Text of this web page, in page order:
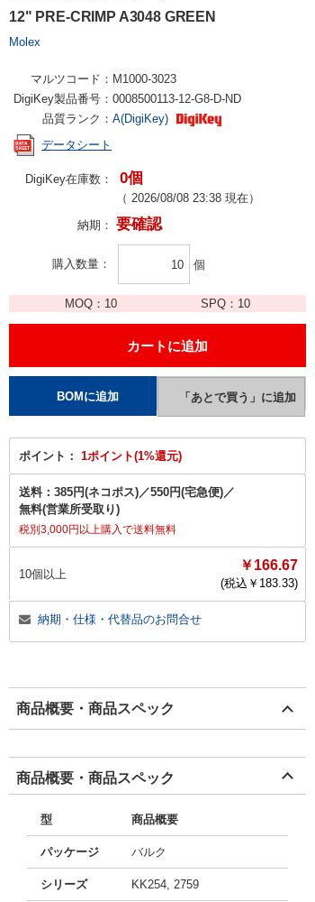
12" PRE-CRIMP A3048 GREEN
Molex
マルツコード： M1000-3023
DigiKey製品番号： 0008500113-12-G8-D-ND
品質ランク： A(DigiKey)
データシート
DigiKey在庫数： 0個
（ 2026/08/08 23:38 現在）
納期： 要確認
購入数量 個
MOQ： 10 SPQ： 10
ポイント： 1ポイント(1%還元)
送料： 385円(ネコポス)／550円(宅急便)／
無料(営業所受取り)
税別3,000円以上購入で送料無料
10個以上
￥166.67
(税込￥ 183.33)
納期・仕様・代替品のお問合せ
商品概要・商品スペック
商品概要・商品スペック
型 商品概要
パッケージ バルク
シリーズ KK254, 2759